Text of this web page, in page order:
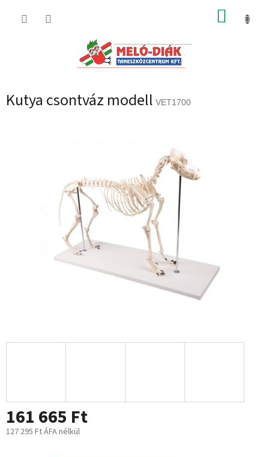
KOSÁR
Kutya csontváz modell VET1700
161 665 Ft
127 295 Ft ÁFA nélkül